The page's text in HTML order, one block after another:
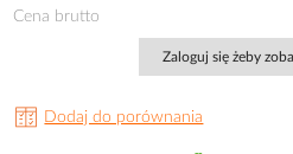
Cena brutto
Zaloguj się żeby
Dodaj do porównania